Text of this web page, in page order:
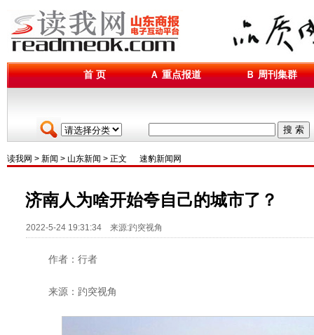
首 页 Ａ 重点报道 Ｂ 周刊集群
搜 索
读我网 > 新闻 > 山东新闻 > 正文 速豹新闻网
济南人为啥开始夸自己的城市了？
2022-5-24 19:31:34 来源:趵突视角
作者：行者
来源：趵突视角